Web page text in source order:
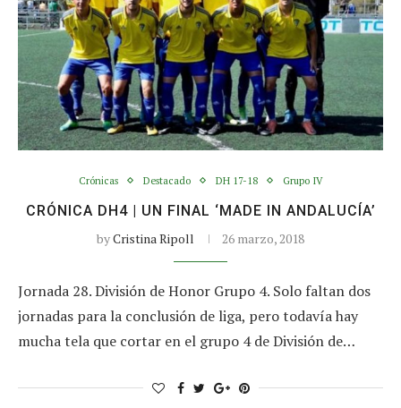
Crónicas Destacado DH 17-18 Grupo IV
CRÓNICA DH4 | UN FINAL ‘MADE IN ANDALUCÍA’
byCristina Ripoll 26 marzo, 2018
Jornada 28. División de Honor Grupo 4. Solo faltan dos
jornadas para la conclusión de liga, pero todavía hay
mucha tela que cortar en el grupo 4 de División de…